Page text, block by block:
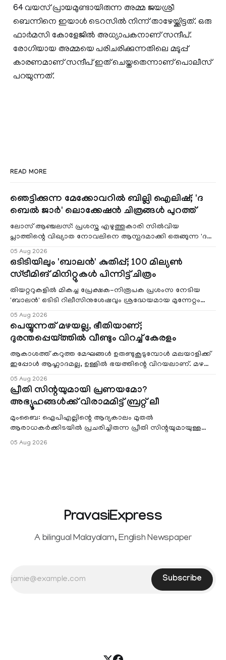
64 വയസ് പ്രായമുണ്ടായിരുന്ന അമ്മ ജയശ്രീ
ബെന്നിനെ ഇയാള്‍ ടെറസില്‍ നിന്ന് താഴേയ്ക്കിട്ടത്. ഒരു
ഫാര്‍മസി കോളേജില്‍ അധ്യാപകനാണ് സന്ദീപ്.
രോഗിയായ അമ്മയെ പരിചരിക്കുന്നതിലെ മടുപ്പ്
കാരണമാണ് സന്ദീപ് ഇത് ചെയ്തതെന്നാണ് പൊലീസ്
പറയുന്നത്.
READ MORE
ഞെട്ടിക്കുന്ന മേക്കോവറിൽ ബില്ലി ഐലിഷ്; 'ദ
ബെൽ ജാർ' ലൊക്കേഷൻ ചിത്രങ്ങൾ പുറത്ത്
ലോസ് ആഞ്ചലസ്: പ്രശസ്ത എഴുത്തുകാരി സിൽവിയ
പ്ലാത്തിന്റെ വിഖ്യാത നോവലിനെ ആസ്പദമാക്കി ഒരുങ്ങുന്ന 'ദ
05 Aug 2026
ഒടിടിയിലും 'ബാലൻ' കുതിപ്പ്; 100 മില്യൺ
സ്ട്രീമിങ് മിനിറ്റുകൾ പിന്നിട്ട് ചിത്രം
തിയറ്ററുകളിൽ മികച്ച പ്രേക്ഷക-നിരൂപക പ്രശംസ നേടിയ
'ബാലൻ' ഒടിടി റിലീസിനുശേഷവും ശ്രദ്ധേയമായ മുന്നേറ്റം
05 Aug 2026
പെയ്യുന്നത് മഴയല്ല, ഭീതിയാണ്;
ദുരന്തപ്പെയ്ത്തിൽ വീണ്ടും വിറച്ച് കേരളം
ആകാശത്ത് കറുത്ത മേഘങ്ങൾ ഉരുണ്ടുകൂടുമ്പോൾ മലയാളിക്ക്
ഇപ്പോൾ ആഹ്ലാദമല്ല, ഉള്ളിൽ ഭയത്തിന്റെ വിറയലാണ്. മഴ
05 Aug 2026
പ്രീതി സിന്റയുമായി പ്രണയമോ?
അഭ്യൂഹങ്ങൾക്ക് വിരാമമിട്ട് ബ്രറ്റ് ലീ
മുംബൈ: ഐപിഎല്ലിന്റെ ആദ്യകാലം മുതൽ
ആരാധകർക്കിടയിൽ പ്രചരിച്ചിരുന്ന പ്രീതി സിന്റയുമായുള്ള
05 Aug 2026
PravasiExpress
A bilingual Malayalam, English Newspaper
Subscribe